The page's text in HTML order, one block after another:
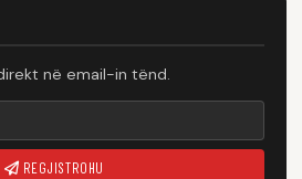
në email-in tënd.
REGJISTROHU